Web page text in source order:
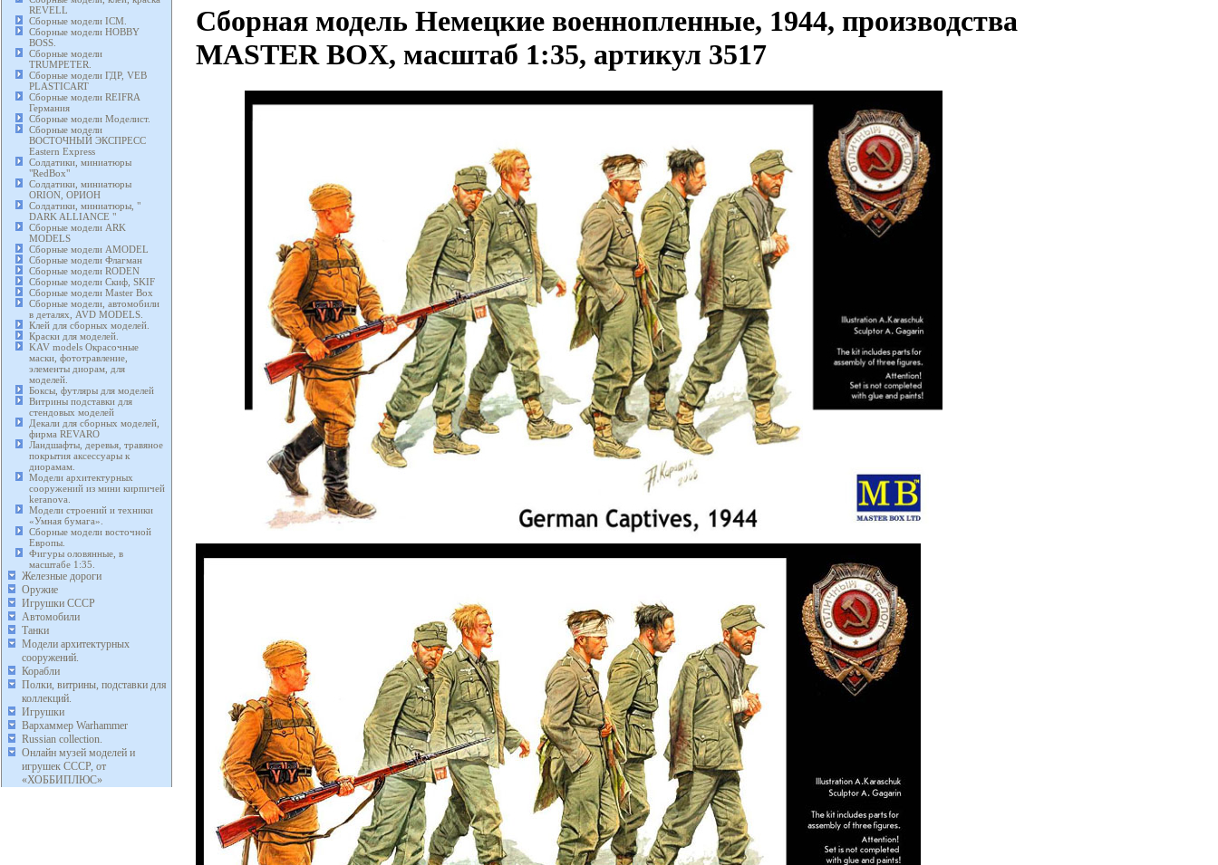
REVELL
Сборные модели ICM.
Сборные модели HOBBY
BOSS.
Сборные модели
TRUMPETER.
Сборные модели ГДР, VEB
PLASTICART
Сборные модели REIFRA
Германия
Сборные модели Моделист.
Сборные модели
ВОСТОЧНЫЙ ЭКСПРЕСС
Eastern Express
Солдатики, миниатюры
"RedBox"
Солдатики, миниатюры
ORION, ОРИОН
Солдатики, миниатюры, "
DARK ALLIANCE "
Сборные модели ARK
MODELS
Сборные модели AMODEL
Сборные модели Флагман
Сборные модели RODEN
Сборные модели Скиф, SKIF
Сборные модели Master Box
Сборные модели, автомобили
в деталях, AVD MODELS.
Клей для сборных моделей.
Краски для моделей.
KAV models Окрасочные
маски, фототравление,
элементы диорам, для
моделей.
Боксы, футляры для моделей
Витрины подставки для
стендовых моделей
Декали для сборных моделей,
фирма REVARO
Ландшафты, деревья, травяное
покрытия аксессуары к
диорамам.
Модели архитектурных
сооружений из мини кирпичей
keranova.
Модели строений и техники
«Умная бумага».
Сборные модели восточной
Европы.
Фигуры оловянные, в
масштабе 1:35.
Железные дороги
Оружие
Игрушки СССР
Автомобили
Танки
Модели архитектурных
сооружений.
Корабли
Полки, витрины, подставки для
коллекций.
Игрушки
Вархаммер Warhammer
Russian collection.
Онлайн музей моделей и
игрушек СССР, от
«ХОББИПЛЮС»
Сборная модель Немецкие военнопленные, 1944, производства
MASTER BOX, масштаб 1:35, артикул 3517